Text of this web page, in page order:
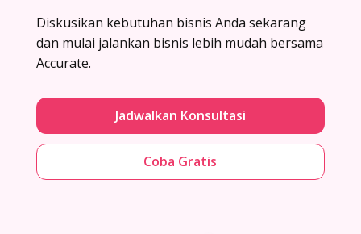
Diskusikan kebutuhan bisnis Anda sekarang
dan mulai jalankan bisnis lebih mudah bersama
Accurate.
Jadwalkan Konsultasi
Coba Gratis